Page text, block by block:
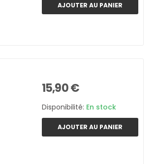
AJOUTER AU PANIER
15,90 €
Disponibilité: En stock
AJOUTER AU PANIER